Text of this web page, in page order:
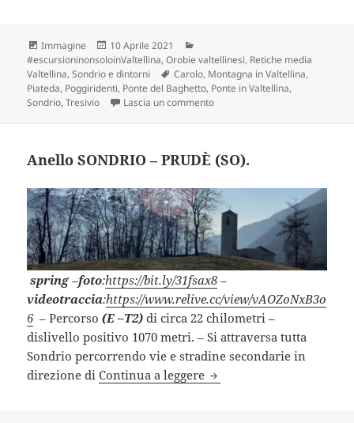
Formato
Immagine
Scritto
il
10 Aprile 2021
#escursioninonsoloinValtellina,Orobie valtellinesi, Retiche media
Valtellina,Sondrio e dintorni Tag
Carolo, Montagna in Valtellina,
Piateda, Poggiridenti, Ponte del Baghetto, Ponte in Valtellina,
Sondrio,Tresivio Lascia un commentosu Anello SONDRIO – PONTE
Anello SONDRIO – PRUDÈ (SO).
spring –foto:https://bit.ly/31fsax8 –
videotraccia:https://www.relive.cc/view/vAOZoNxB3o
6 – Percorso(E –T2) di circa 22 chilometri –
dislivello positivo 1070 metri. – Si attraversa tutta
Sondrio percorrendo vie e stradine secondarie in
direzione diContinua a leggere Anello SONDRIO –